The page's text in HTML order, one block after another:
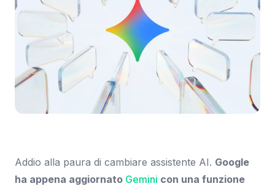
Addio alla paura di cambiare assistente AI. Google
ha appena aggiornato Gemini con una funzione